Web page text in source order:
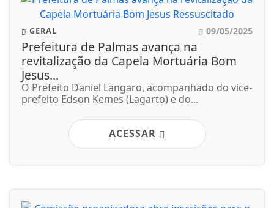
GERAL 09/05/2025
Prefeitura de Palmas avança na
revitalização da Capela Mortuária Bom
Jesus...
O Prefeito Daniel Langaro, acompanhado do vice-
prefeito Edson Kemes (Lagarto) e do...
ACESSAR